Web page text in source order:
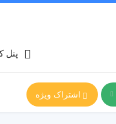
پنل
اشتراک ویژه